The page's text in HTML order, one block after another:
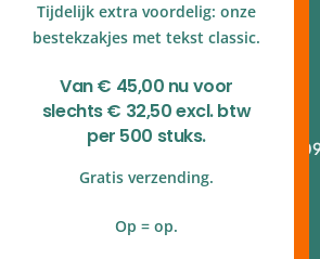
Google
reviews
140.54.790
B.T.W.nr
Tijdelijk extra voordelig: onze
bestekzakjes met tekst classic.
Van € 45,00 nu voor
slechts € 32,50 excl. btw
per 500 stuks.
Gratis verzending.
Op = op.